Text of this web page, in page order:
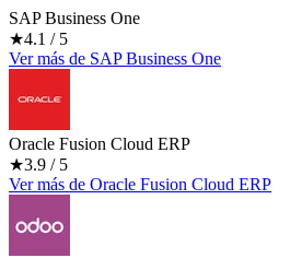
SAP Business One
★4.1 / 5
Ver más de SAP Business One
Oracle Fusion Cloud ERP
★3.9 / 5
Ver más de Oracle Fusion Cloud ERP